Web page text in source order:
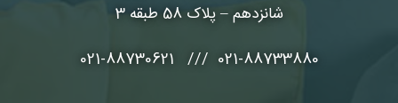
شانزدهم – پلاک 58 طبقه 3
021-88733880 /// 021-88730621